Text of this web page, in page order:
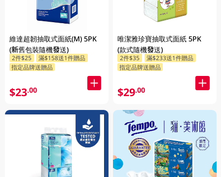
維達超韌抽取式面紙(M) 5PK
(新舊包裝隨機發送)
2件$25
滿$158送1件贈品
指定品牌送贈品
$23.00
唯潔雅珍寶抽取式面紙 5PK
(款式隨機發送)
2件$35
滿$233送1件贈品
指定品牌送贈品
$29.00